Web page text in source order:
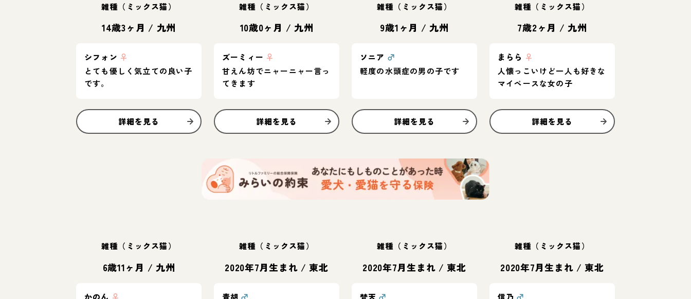
雑種（ミックス猫）
14歳3ヶ月 / 九州
シフォン ♀
とても優しく気立ての良い子
です。
詳細を見る
雑種（ミックス猫）
10歳0ヶ月 /九州
ズーミィー ♀
甘えん坊でニャーニャー言っ
てきます
詳細を見る
雑種（ミックス猫）
9歳1ヶ月 /九州
ソニア ♂
軽度の水頭症の男の子です
詳細を見る
雑種（ミックス猫）
7歳2ヶ月 /九州
まらら ♀
人懐っこいけど一人も好きな
マイペースな女の子
詳細を見る
雑種（ミックス猫）
6歳11ヶ月 /九州
かのん ♀
雑種（ミックス猫）
2020年7月生まれ / 東北
青胡 ♂
雑種（ミックス猫）
2020年7月生まれ / 東北
梵天 ♂
雑種（ミックス猫）
2020年7月生まれ / 東北
信乃 ♂